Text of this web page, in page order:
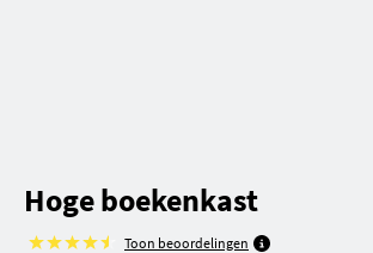
Hoge boekenkast
Toon beoordelingen